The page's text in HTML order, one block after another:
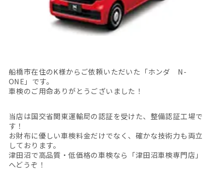
船橋市在住のK様からご依頼いただいた「ホンダ N-
ONE」です。
車検のご用命ありがとうございました！
当店は国交省関東運輸局の認証を受けた、整備認証工場で
す！
お財布に優しい車検料金だけでなく、確かな技術力も両立
しております。
津田沼で高品質・低価格の車検なら「津田沼車検専門店」
へどうぞ！